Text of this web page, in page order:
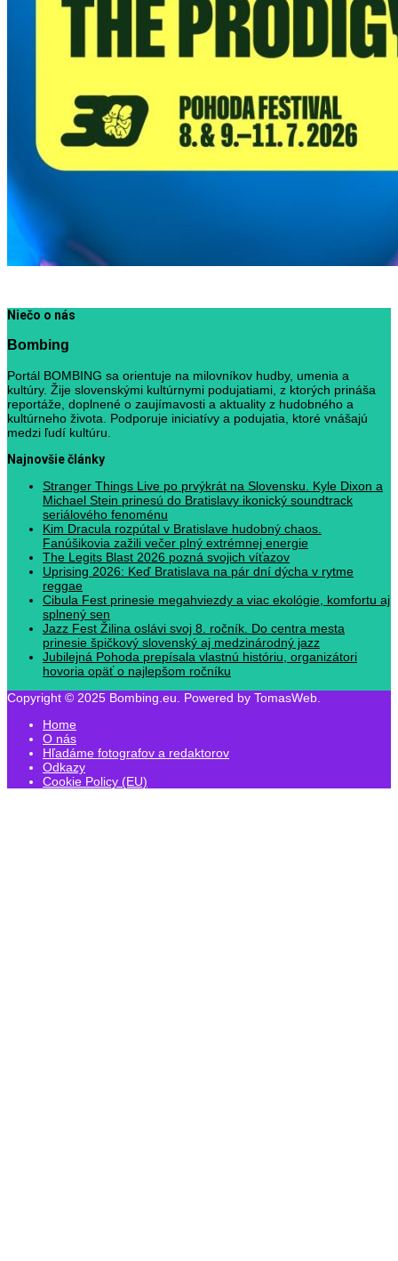
Niečo o nás
Bombing
Portál BOMBING sa orientuje na milovníkov hudby, umenia a
kultúry. Žije slovenskými kultúrnymi podujatiami, z ktorých prináša
reportáže, doplnené o zaujímavosti a aktuality z hudobného a
kultúrneho života. Podporuje iniciatívy a podujatia, ktoré vnášajú
medzi ľudí kultúru.
Najnovšie články
Stranger Things Live po prvýkrát na Slovensku. Kyle Dixon a
Michael Stein prinesú do Bratislavy ikonický soundtrack
seriálového fenoménu
Kim Dracula rozpútal v Bratislave hudobný chaos.
Fanúšikovia zažili večer plný extrémnej energie
The Legits Blast 2026 pozná svojich víťazov
Uprising 2026: Keď Bratislava na pár dní dýcha v rytme
reggae
Cibula Fest prinesie megahviezdy a viac ekológie, komfortu aj
splnený sen
Jazz Fest Žilina oslávi svoj 8. ročník. Do centra mesta
prinesie špičkový slovenský aj medzinárodný jazz
Jubilejná Pohoda prepísala vlastnú históriu, organizátori
hovoria opäť o najlepšom ročníku
Copyright © 2025 Bombing.eu. Powered by TomasWeb.
Home
O nás
Hľadáme fotografov a redaktorov
Odkazy
Cookie Policy (EU)